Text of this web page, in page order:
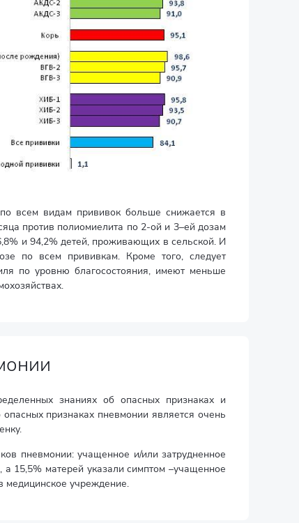
всем видам прививок больше снижается в
против полиомиелита по 2-ой и 3–ей дозам
и 94,2% детей, проживающих в сельской. И
по всем прививкам. Кроме того, следует
по уровню благосостояния, имеют меньше
знаниях об опасных признаках и
признаках пневмонии является очень
пневмонии: учащенное и/или затрудненное
15,5% матерей указали симптом –учащенное
медицинское учреждение.